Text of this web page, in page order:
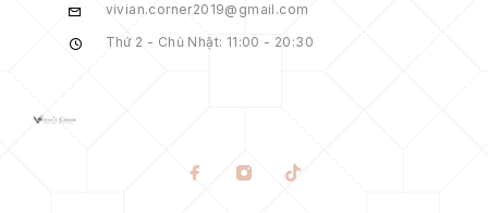
vivian.corner2019@gmail.com
Thứ 2 - Chủ Nhật: 11:00 - 20:30